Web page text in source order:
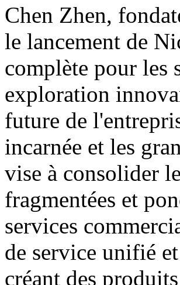
Chen Zhen,
le lancement de
complète pour les
exploration
future de
incarnée et les
vise à consolider
fragmentées et
services
de service unifié
créant des